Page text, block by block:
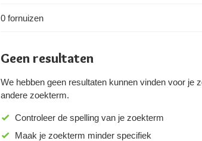
0fornuizen
Geen resultaten
We hebben geen resultaten kunnen vinden voor je
andere zoekterm.
Controleer de spelling van je zoekterm
Maak je zoekterm minder specifiek